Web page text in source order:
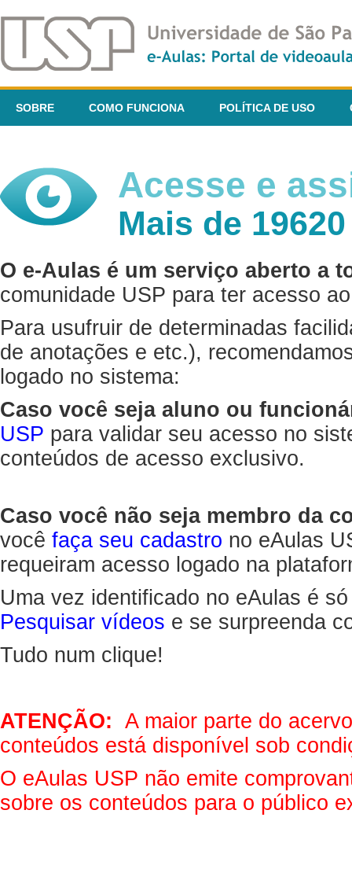
SOBRE COMO FUNCIONA POLÍTICA DE USO
Acesse e
Mais de
O e-Aulas é um serviço aberto a
comunidade USP para ter acesso
Para usufruir de determinadas
de anotações e etc.),
logado no sistema:
Caso você seja aluno ou
USP para validar seu acesso no
conteúdos de acesso exclusivo.
Caso você não seja membro da
você faça seu cadastro no eAulas
requeiram acesso logado na
Uma vez identificado no eAulas é
Pesquisar vídeos e se surpreenda
Tudo num clique!
ATENÇÃO: A maior parte do
conteúdos está disponível sob
O eAulas USP não emite
sobre os conteúdos para o público